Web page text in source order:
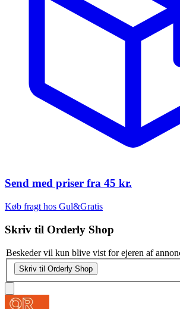
Send med priser fra 45 kr.
Køb fragt hos Gul&Gratis
Skriv til Orderly Shop
Beskeder vil kun blive vist for ejeren af
Skriv til Orderly Shop